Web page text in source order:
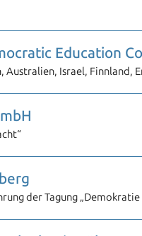
Education
Australien, Israel, Finnland,
der Tagung